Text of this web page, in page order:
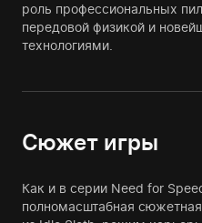
роль профессиональных
передовой физикой и
технологиями.
Сюжет игры
Как и в серии Need for
полномасштабная